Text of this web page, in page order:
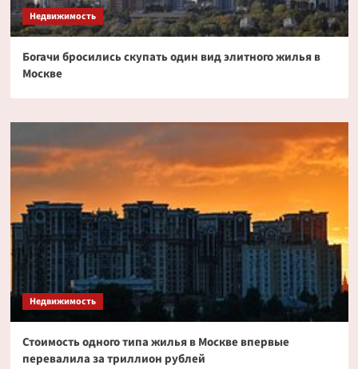
Недвижимость
Богачи бросились скупать один вид элитного жилья в
Москве
Недвижимость
Стоимость одного типа жилья в Москве впервые
перевалила за триллион рублей